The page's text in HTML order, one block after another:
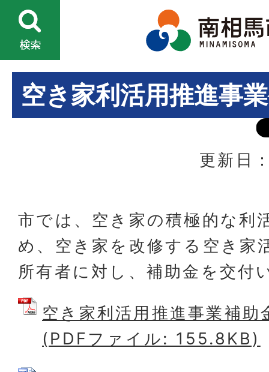
空き家利活用推進事
更新日
市では、空き家の積極的な利
め、空き家を改修する空き家
所有者に対し、補助金を交付
空き家利活用推進事業補助
(PDFファイル: 155.8KB)